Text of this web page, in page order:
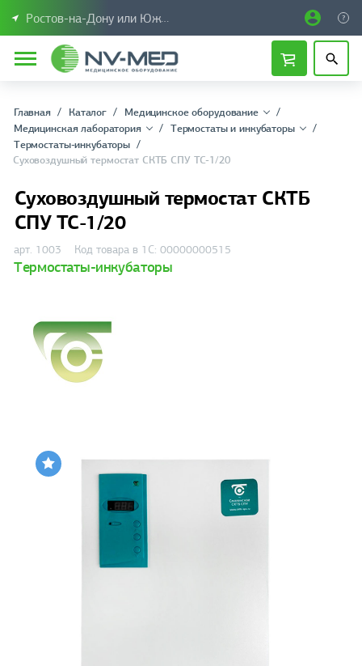
Ростов-на-Дону или Южный Федеральный округ
Главная Каталог
Медицинское оборудование
Медицинская лаборатория
Термостаты и инкубаторы
Термостаты-инкубаторы
Суховоздушный термостат СКТБ СПУ ТС-1/20
Суховоздушный термостат СКТБ
СПУ ТС-1/20
арт. 1003 Код товара в 1С: 00000000515
Термостаты-инкубаторы